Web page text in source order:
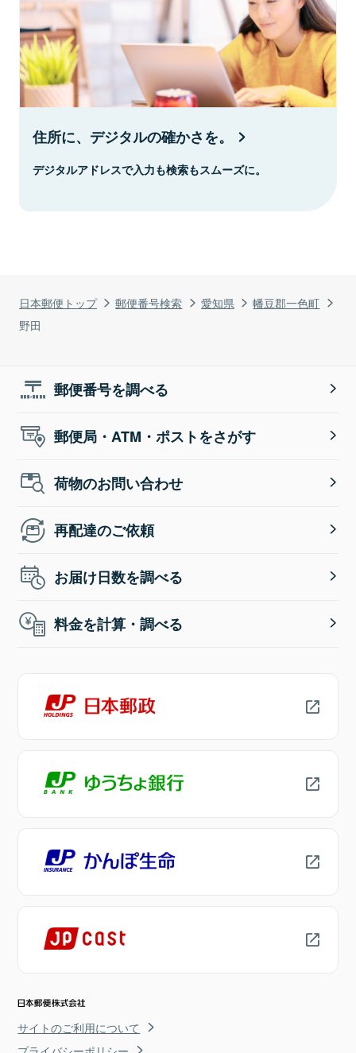
日本郵便トップ 郵便番号検索 愛知県
幡豆郡一色町
野田
住所に、デジタルの確かさを。
デジタルアドレスで入力も検索もスムーズに。
郵便番号を調べる
郵便局・ATM・ポストをさがす
荷物のお問い合わせ
再配達のご依頼
お届け日数を調べる
料金を計算・調べる
サイトのご利用について